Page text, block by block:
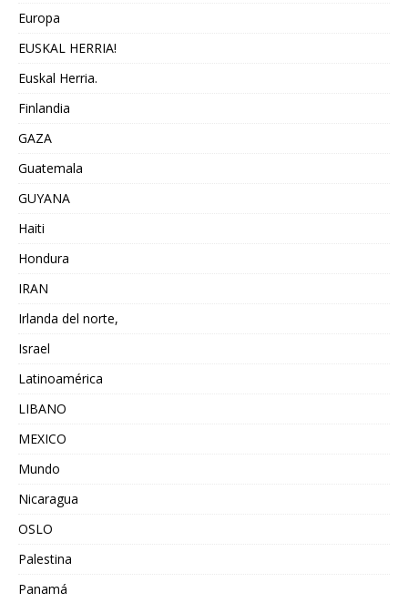
Europa
EUSKAL HERRIA!
Euskal Herria.
Finlandia
GAZA
Guatemala
GUYANA
Haiti
Hondura
IRAN
Irlanda del norte,
Israel
Latinoamérica
LIBANO
MEXICO
Mundo
Nicaragua
OSLO
Palestina
Panamá